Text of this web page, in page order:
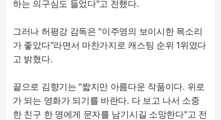
하는 의구심도 들었다"고 전했다.
그러나 허평강 감독은 "이주영의 보이시한 목소리
가 좋았다"라면서 마찬가지로 캐스팅 순위 1위였다
고 밝혔다.
끝으로 김향기는 "짧지만 아름다운 작품이다. 위로
가 되는 영화가 되기를 바란다. 다 보고 나서 소중
한 친구 한 명에게 문자를 남기시길 소망한다"고 전